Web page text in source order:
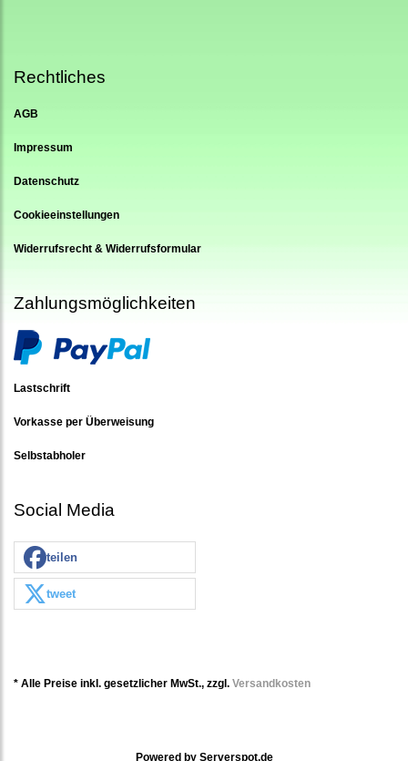
Rechtliches
AGB
Impressum
Datenschutz
Cookieeinstellungen
Widerrufsrecht & Widerrufsformular
Zahlungsmöglichkeiten
Lastschrift
Vorkasse per Überweisung
Selbstabholer
Social Media
teilen
tweet
* Alle Preise inkl. gesetzlicher MwSt., zzgl. Versandkosten
Powered by Serverspot.de